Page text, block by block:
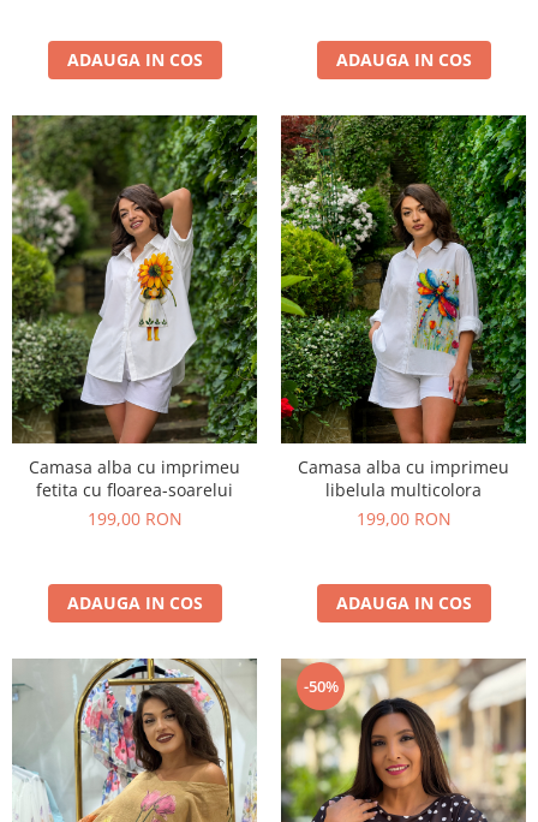
ADAUGA IN COS ADAUGA IN COS
Camasa alba cu imprimeu
fetita cu floarea-soarelui
199,00 RON
ADAUGA IN COS
Camasa alba cu imprimeu
libelula multicolora
199,00 RON
ADAUGA IN COS
-50%